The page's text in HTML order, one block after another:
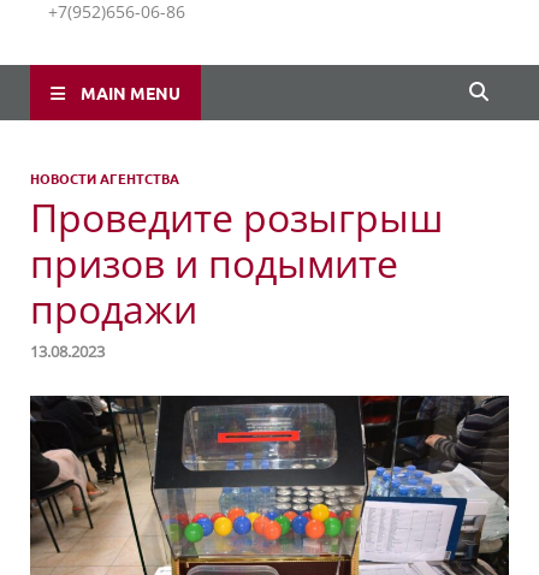
+7(952)656-06-86
MAIN MENU
НОВОСТИ АГЕНТСТВА
Проведите розыгрыш
призов и подымите
продажи
13.08.2023